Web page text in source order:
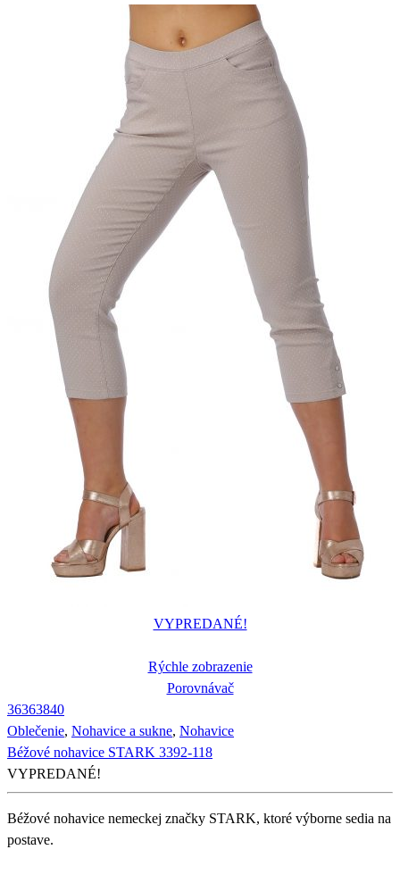
VYPREDANÉ!
Rýchle zobrazenie
Porovnávač
36363840
Oblečenie, Nohavice a sukne, Nohavice
Béžové nohavice STARK 3392-118
VYPREDANÉ!
Béžové nohavice nemeckej značky STARK, ktoré výborne sedia na
postave.